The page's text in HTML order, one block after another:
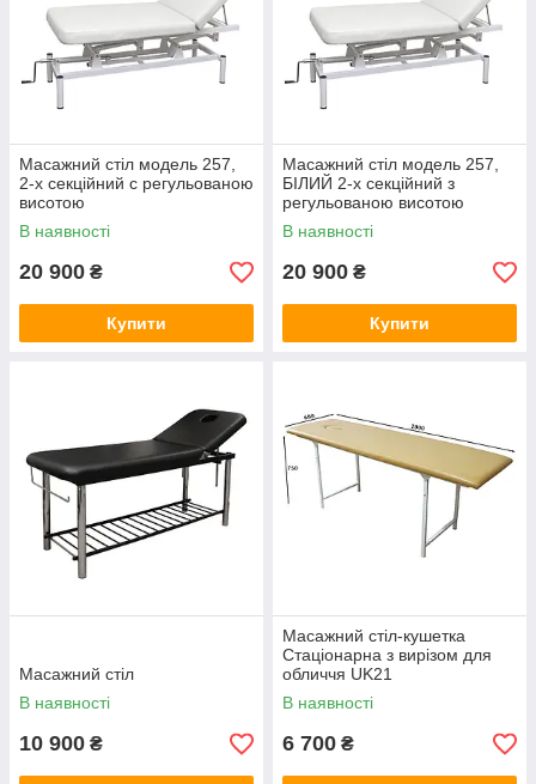
Масажний стіл модель 257,
2-х секційний с регульованою
висотою
В наявності
20 900 ₴
Купити
Масажний стіл модель 257,
БІЛИЙ 2-х секційний з
регульованою висотою
В наявності
20 900 ₴
Купити
Масажний стіл
В наявності
10 900 ₴
Масажний стіл-кушетка
Стаціонарна з вирізом для
обличчя UK21
В наявності
6 700 ₴